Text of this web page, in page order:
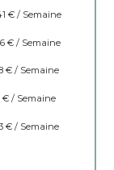
€ / Semaine
€ / Semaine
€ / Semaine
€ / Semaine
€ / Semaine